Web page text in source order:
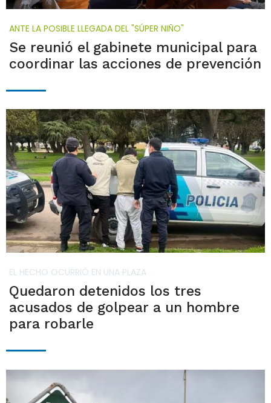
ANTE LA POSIBLE LLEGADA DEL "SÚPER NIÑO"
Se reunió el gabinete municipal para
coordinar las acciones de prevención
EL HECHO OCURRIÓ EN UNA PLAZA
Quedaron detenidos los tres
acusados de golpear a un hombre
para robarle